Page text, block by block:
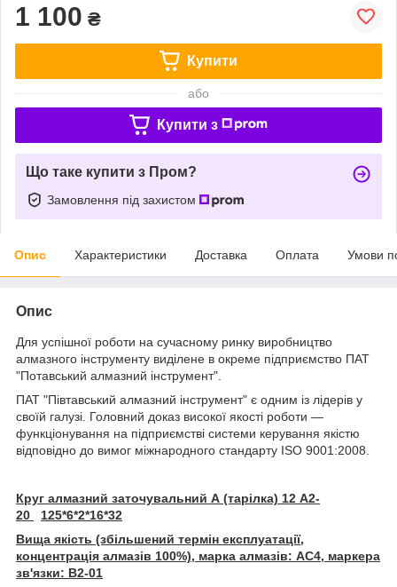
1 100 ₴
Купити
або
Купити з
Що таке купити з Пром?
Замовлення під захистом
Опис Характеристики Доставка Оплата Умови
Опис
Для успішної роботи на сучасному ринку виробництво
алмазного інструменту виділене в окреме підприємство ПАТ
"Потавський алмазний інструмент".
ПАТ "Півтавський алмазний інструмент" є одним із лідерів у
своїй галузі. Головний доказ високої якості роботи —
функціонування на підприємстві системи керування якістю
відповідно до вимог міжнародного стандарту ISO 9001:2008.
Круг алмазний заточувальний А (тарілка) 12 А2-
20
125*6*2*16*32
Вища якість (збільшений термін експлуатації,
концентрація алмазів 100%), марка алмазів: АС4, маркера
зв'язки: В2-01